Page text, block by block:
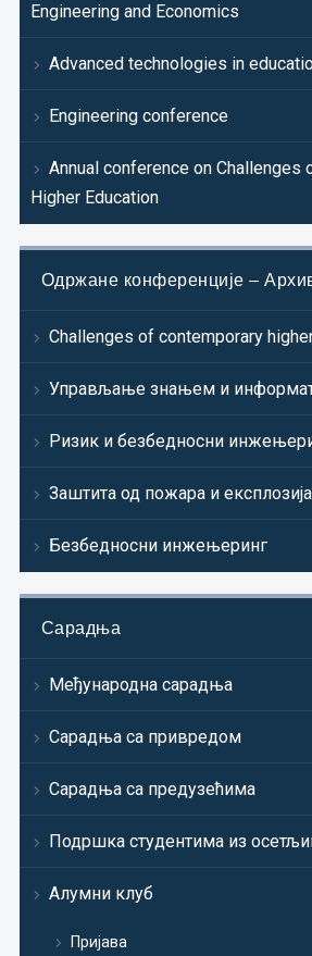
Engineering and Economics
Advanced technologies in
Engineering conference
Annual conference on Challenges
Higher Education
Одржане конференције –
Challenges of contemporary
Управљање знањем и
Ризик и безбедносни
Заштита од пожара и експлозија
Безбедносни инжењеринг
Сарадња
Међународна сарадња
Сарадња са привредом
Сарадња са предузећима
Подршка студентима из
Алумни клуб
Пријава